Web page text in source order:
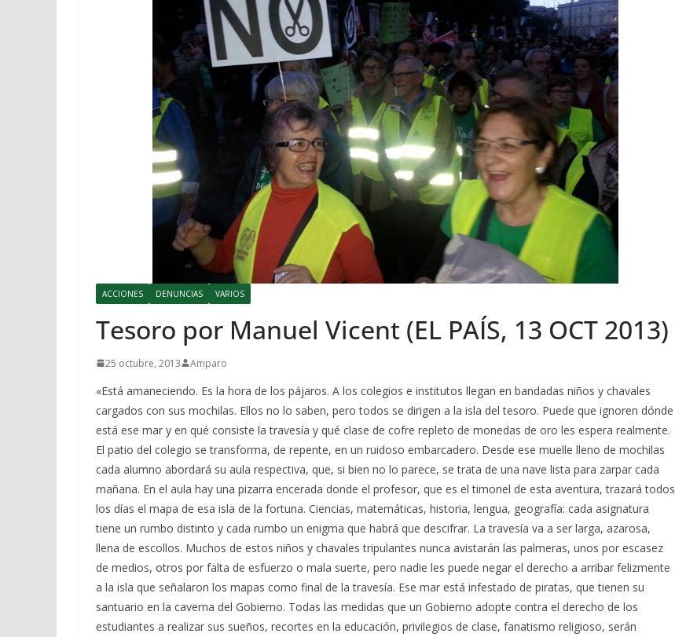
ACCIONES DENUNCIAS VARIOS
Tesoro por Manuel Vicent (EL PAÍS, 13 OCT 2013)
25 octubre, 2013 Amparo
«Está amaneciendo. Es la hora de los pájaros. A los colegios e institutos llegan en bandadas niños y chavales
cargados con sus mochilas. Ellos no lo saben, pero todos se dirigen a la isla del tesoro. Puede que ignoren dónde
está ese mar y en qué consiste la travesía y qué clase de cofre repleto de monedas de oro les espera realmente.
El patio del colegio se transforma, de repente, en un ruidoso embarcadero. Desde ese muelle lleno de mochilas
cada alumno abordará su aula respectiva, que, si bien no lo parece, se trata de una nave lista para zarpar cada
mañana. En el aula hay una pizarra encerada donde el profesor, que es el timonel de esta aventura, trazará todos
los días el mapa de esa isla de la fortuna. Ciencias, matemáticas, historia, lengua, geografía: cada asignatura
tiene un rumbo distinto y cada rumbo un enigma que habrá que descifrar. La travesía va a ser larga, azarosa,
llena de escollos. Muchos de estos niños y chavales tripulantes nunca avistarán las palmeras, unos por escasez
de medios, otros por falta de esfuerzo o mala suerte, pero nadie les puede negar el derecho a arribar felizmente
a la isla que señalaron los mapas como final de la travesía. Ese mar está infestado de piratas, que tienen su
santuario en la caverna del Gobierno. Todas las medidas que un Gobierno adopte contra el derecho de los
estudiantes a realizar sus sueños, recortes en la educación, privilegios de clase, fanatismo religioso, serán